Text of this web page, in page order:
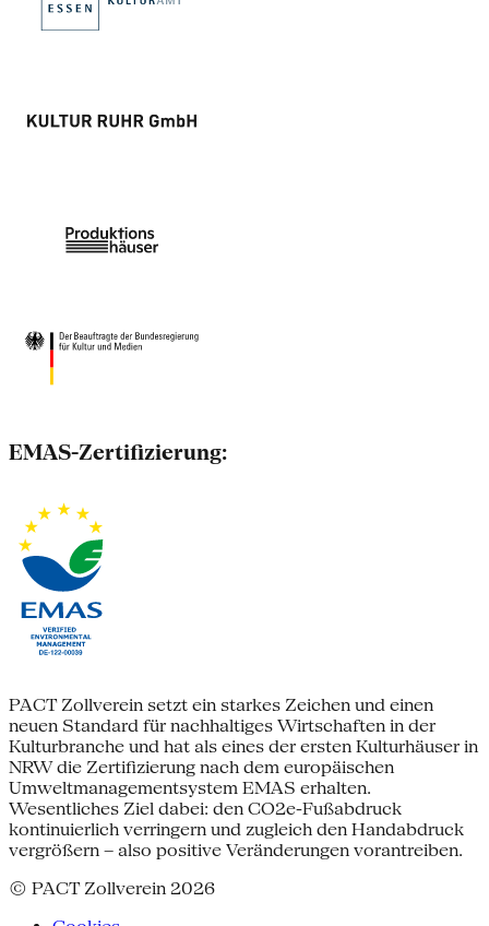
EMAS-Zertifizierung:
PACT Zollverein setzt ein starkes Zeichen und einen
neuen Standard für nachhaltiges Wirtschaften in der
Kulturbranche und hat als eines der ersten Kulturhäuser in
NRW die Zertifizierung nach dem europäischen
Umweltmanagementsystem EMAS erhalten.
Wesentliches Ziel dabei: den CO2e-Fußabdruck
kontinuierlich verringern und zugleich den Handabdruck
vergrößern – also positive Veränderungen vorantreiben.
© PACT Zollverein 2026